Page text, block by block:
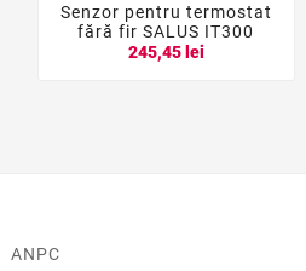
Senzor pentru termostat
fără fir SALUS IT300
245,45 lei
ANPC